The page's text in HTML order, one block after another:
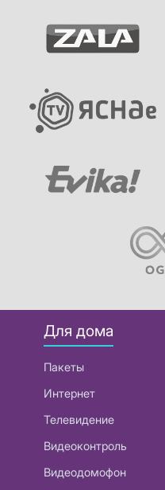
Для дома
Пакеты
Интернет
Телевидение
Видеоконтроль
Видеодомофон